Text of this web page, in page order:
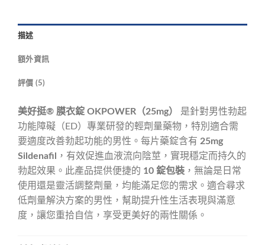
描述
額外資訊
評價 (5)
美好挺® 膜衣錠 OKPOWER（25mg）
是針對男性勃起
功能障礙（ED）專業研發的輕劑量藥物，特別適合需
要適度改善勃起功能的男性。每片藥錠含有 25mg
Sildenafil
，有效促進血液流向陰莖，實現穩定而持久的
勃起效果。此產品提供便捷的 10 錠包裝 ，無論是日常
使用還是靈活調整劑量，均能滿足您的需求。適合尋求
低劑量解決方案的男性，幫助提升性生活表現與滿意
度，讓您重拾自信，享受更美好的兩性關係。